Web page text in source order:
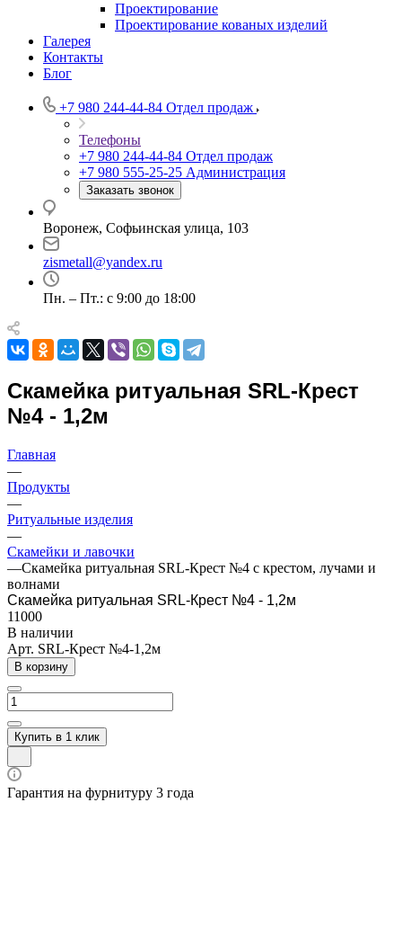
Проектирование
Проектирование кованых изделий
Галерея
Контакты
Блог
+7 980 244-44-84 Отдел продаж
Телефоны
+7 980 244-44-84 Отдел продаж
+7 980 555-25-25 Администрация
Заказать звонок
Воронеж, Софьинская улица, 103
zismetall@yandex.ru
Пн. – Пт.: с 9:00 до 18:00
Скамейка ритуальная SRL-Крест
№4 - 1,2м
Главная
—
Продукты
—
Ритуальные изделия
—
Скамейки и лавочки
—Скамейка ритуальная SRL-Крест №4 с крестом, лучами и
волнами
Скамейка ритуальная SRL-Крест №4 - 1,2м
11000
В наличии
Арт. SRL-Крест №4-1,2м
В корзину
Купить в 1 клик
Гарантия на фурнитуру 3 года